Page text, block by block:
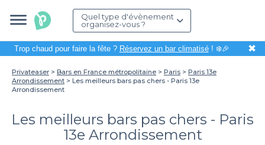
Quel type d'évènement
organisez-vous ?
Trop chaud pour faire la fête ? Réservez un bar climatisé! ❄️🎉 ✖
Privateaser Bars en France métropolitaine Paris
Paris 13e
Arrondissement
Les meilleurs bars pas chers - Paris 13e
Arrondissement
Les meilleurs bars pas chers - Paris
13e Arrondissement